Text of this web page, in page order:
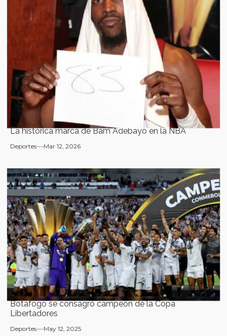
La histórica marca de Bam Adebayo en la NBA
Deportes Mar 12, 2026
Botafogo se consagró campeón de la Copa
Libertadores
Deportes May 12, 2025